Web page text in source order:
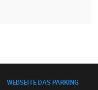
WEBSEITE DAS PARKING